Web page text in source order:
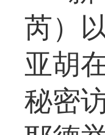
芮）
亚胡
秘密